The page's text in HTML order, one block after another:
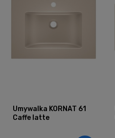
Umywalka KORNAT 61
Caffe latte